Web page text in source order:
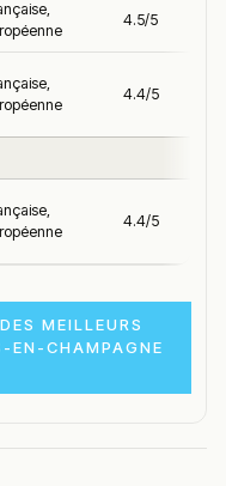
4.5/5
4.4/5
4.4/5
MEILLEURS
EN-CHAMPAGNE